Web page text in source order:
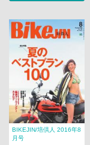
BIKEJIN/培倶人 2016年8
月号